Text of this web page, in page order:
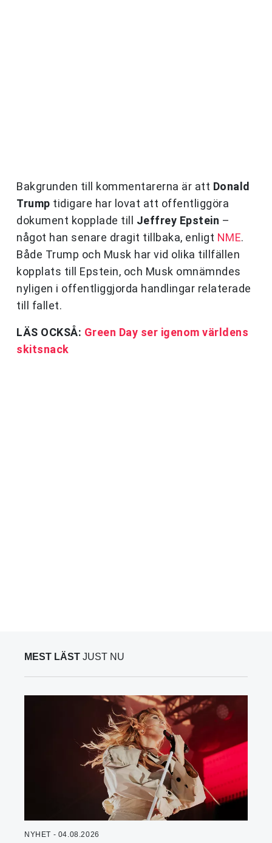
Bakgrunden till kommentarerna är att Donald
Trump tidigare har lovat att offentliggöra
dokument kopplade till Jeffrey Epstein –
något han senare dragit tillbaka, enligt NME.
Både Trump och Musk har vid olika tillfällen
kopplats till Epstein, och Musk omnämndes
nyligen i offentliggjorda handlingar relaterade
till fallet.
LÄS OCKSÅ: Green Day ser igenom världens
skitsnack
MEST LÄST JUST NU
NYHET - 04.08.2026